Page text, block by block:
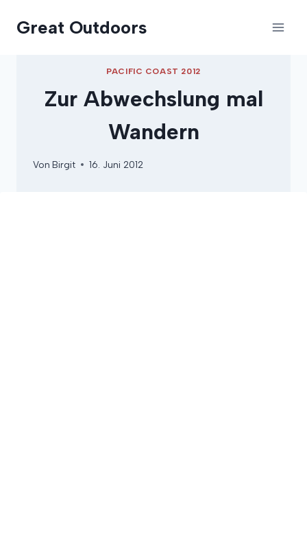
InhaltGreat Outdoors
PACIFIC COAST 2012
Zur Abwechslung mal
Wandern
Von Birgit 16. Juni 2012